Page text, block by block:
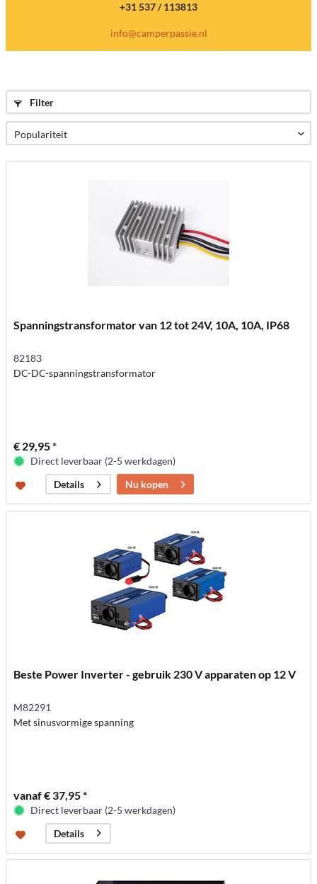
+31 537 / 113813
info@camperpassie.nl
Filter
Spanningstransformator van 12 tot 24V, 10A, 10A, IP68
82183
DC-DC-spanningstransformator
€ 29,95 *
Direct leverbaar (2-5 werkdagen)
Details
Nu kopen
Beste Power Inverter - gebruik 230 V apparaten op 12 V
M82291
Met sinusvormige spanning
vanaf € 37,95 *
Direct leverbaar (2-5 werkdagen)
Details